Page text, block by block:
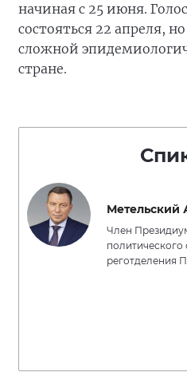
начиная с 25 июня.
состояться 22 апреля,
сложной
стране.
Метельский
Член
политического
реготделения